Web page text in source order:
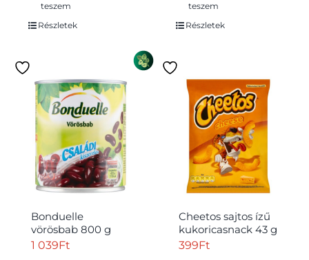
teszem
Részletek
teszem
Részletek
Bonduelle
vörösbab 800 g
1 039Ft
Cheetos sajtos ízű
kukoricasnack 43 g
399Ft